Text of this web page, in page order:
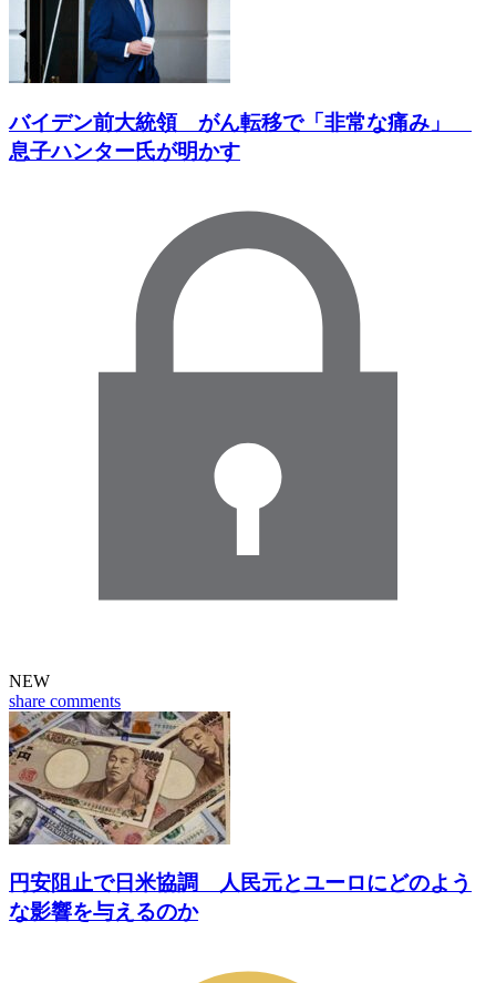
バイデン前大統領 がん転移で「非常な痛み」
息子ハンター氏が明かす
NEW
share comments
円安阻止で日米協調 人民元とユーロにどのよう
な影響を与えるのか